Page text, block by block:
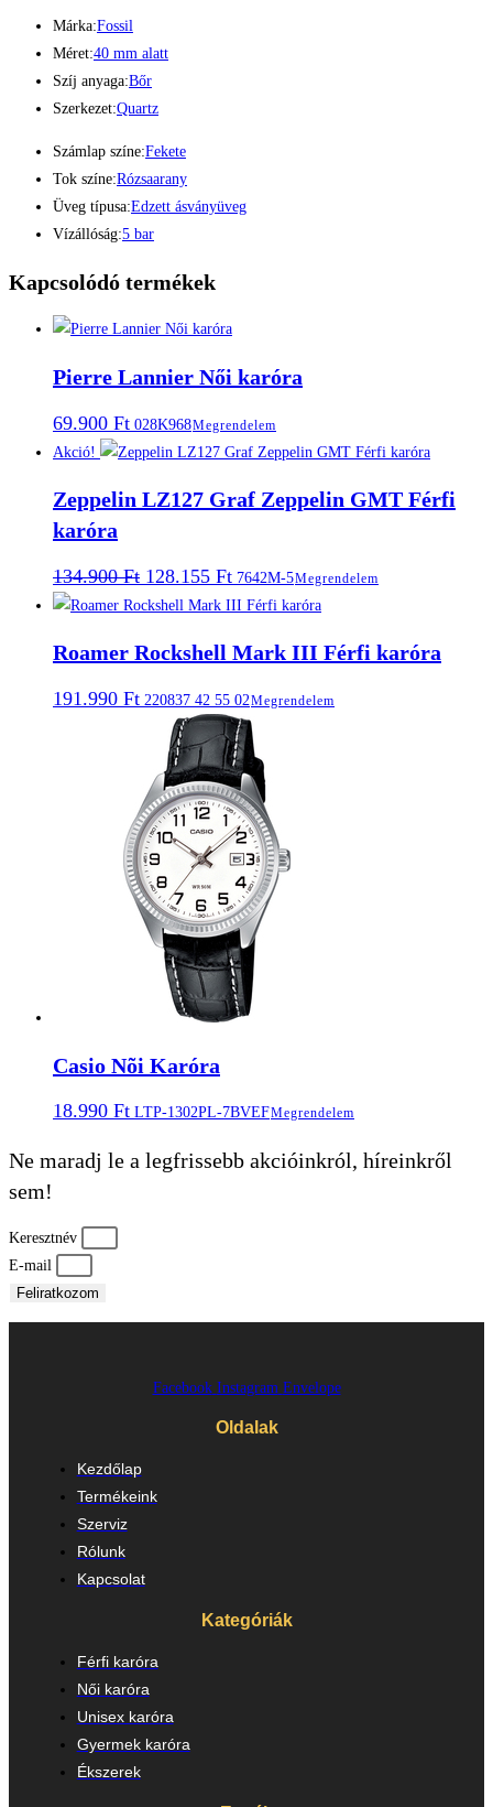
Márka:Fossil
Méret:40 mm alatt
Szíj anyaga:Bőr
Szerkezet:Quartz
Számlap színe:Fekete
Tok színe:Rózsaarany
Üveg típusa:Edzett ásványüveg
Vízállóság:5 bar
Kapcsolódó termékek
Pierre Lannier Női karóra
69.900 Ft 028K968Megrendelem
Akció!
Zeppelin LZ127 Graf Zeppelin GMT Férfi
karóra
134.900Ft Original
price
was:
128.155 FtCurrent
price
is:
7642M-5Megrendelem
Roamer Rockshell Mark III Férfi karóra
191.990 Ft 220837 42 55 02Megrendelem
Casio Nõi Karóra
18.990 Ft LTP-1302PL-7BVEFMegrendelem
Ne maradj le a legfrissebb akcióinkról, híreinkről
sem!
Keresztnév
E-mail
Feliratkozom
Facebook Instagram Envelope
Oldalak
Kezdőlap
Termékeink
Szerviz
Rólunk
Kapcsolat
Kategóriák
Férfi karóra
Női karóra
Unisex karóra
Gyermek karóra
Ékszerek